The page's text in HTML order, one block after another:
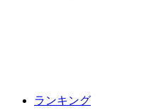
ランキング